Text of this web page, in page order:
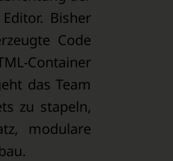
Bisher
Code
Container
das Team
zu stapeln,
modulare